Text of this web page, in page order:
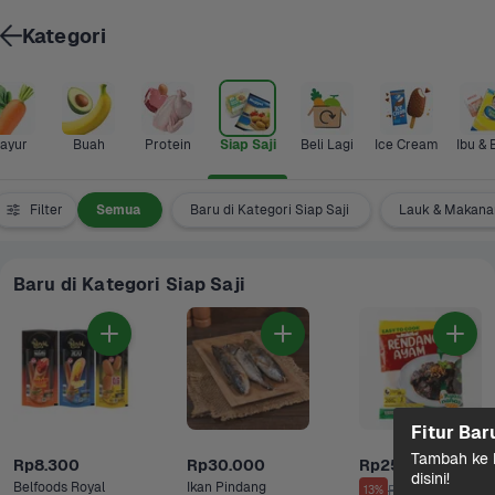
Buah Protein Siap Saji Beli Lagi Ice Cream Ibu &
Filter Semua Baru di Kategori Siap Saji Lauk &
Baru di Kategori Siap Saji
Rp8.300
Belfoods Royal
Rp30.000
Ikan Pindang
Rp25.000
13% Rp29.000
Kategori
Fitur
Tambah ke
disini!